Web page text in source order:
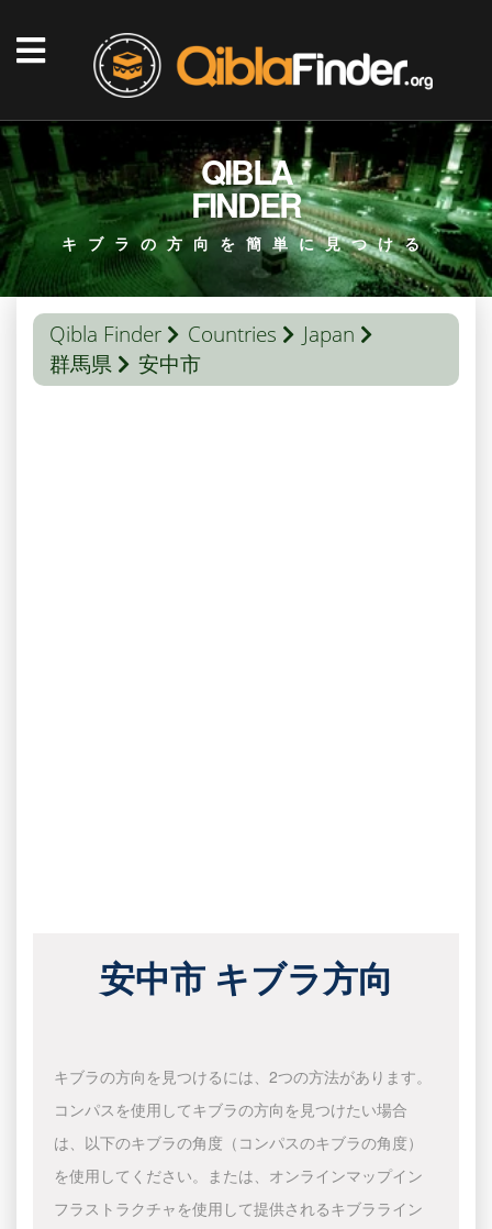
QIBLA
FINDER
キブラの方向を簡単に見つける
Qibla Finder Countries
Japan
群馬県
安中市
安中市 キブラ方向
キブラの方向を見つけるには、2つの方法があります。
コンパスを使用してキブラの方向を見つけたい場合
は、以下のキブラの角度（コンパスのキブラの角度）
を使用してください。または、オンラインマップイン
フラストラクチャを使用して提供されるキブラライン